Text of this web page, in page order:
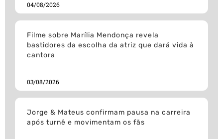
04/08/2026
Filme sobre Marília Mendonça revela
bastidores da escolha da atriz que dará vida à
cantora
03/08/2026
Jorge & Mateus confirmam pausa na carreira
após turnê e movimentam os fãs